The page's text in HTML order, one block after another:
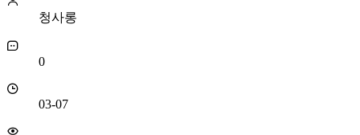
청사롱
0
03-07